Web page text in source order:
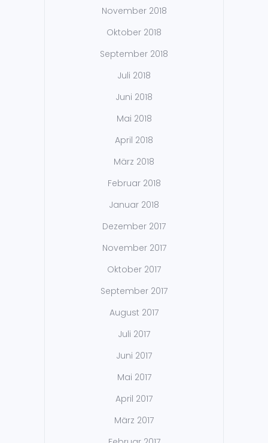
November 2018
Oktober 2018
September 2018
Juli 2018
Juni 2018
Mai 2018
April 2018
März 2018
Februar 2018
Januar 2018
Dezember 2017
November 2017
Oktober 2017
September 2017
August 2017
Juli 2017
Juni 2017
Mai 2017
April 2017
März 2017